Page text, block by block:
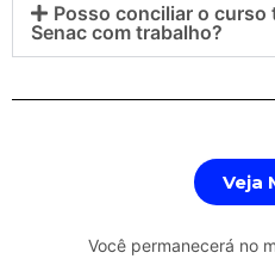
Posso conciliar o
Senac com trabalho?
Veja
Você permanecerá no